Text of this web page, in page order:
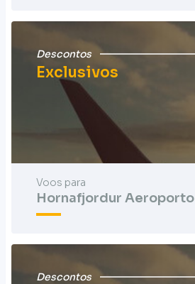
Descontos
Exclusivos
Voos para
Hornafjordur Aeroporto
Descontos